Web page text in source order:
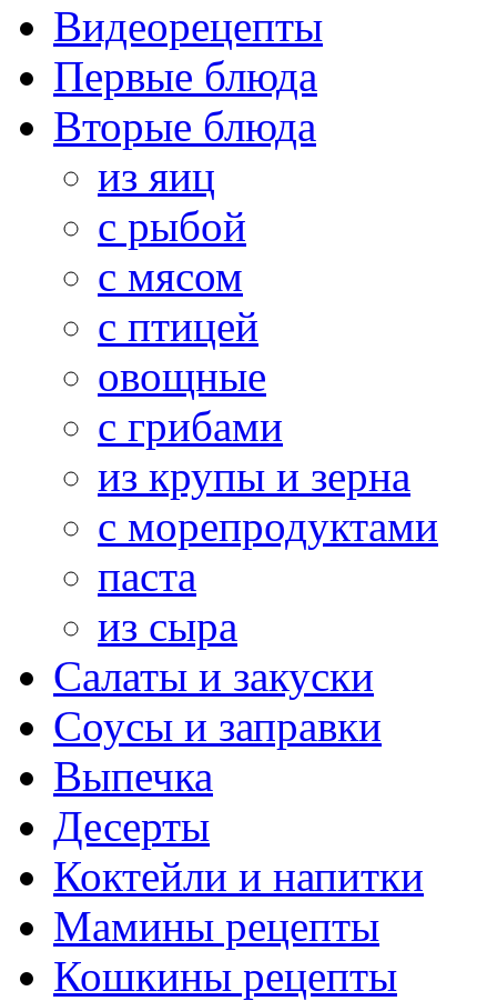
Видеорецепты
Первые блюда
Вторые блюда
из яиц
с рыбой
с мясом
с птицей
овощные
с грибами
из крупы и зерна
с морепродуктами
паста
из сыра
Салаты и закуски
Соусы и заправки
Выпечка
Десерты
Коктейли и напитки
Мамины рецепты
Кошкины рецепты